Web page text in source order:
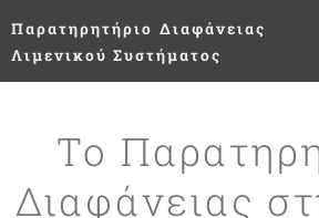
Παρατηρητήριο Διαφάνειας
Λιμενικού Συστήματος
Το
Διαφάνειας